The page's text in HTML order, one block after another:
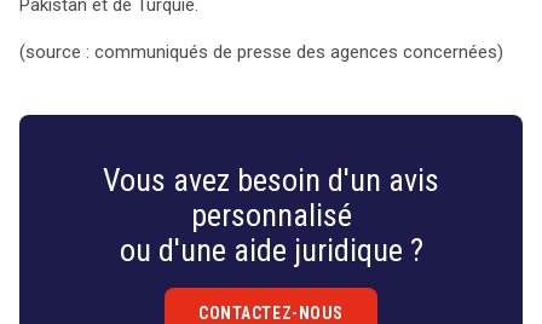
Pakistan et de Turquie.
(source : communiqués de presse des agences concernées)
Vous avez besoin d'un avis
personnalisé
ou d'une aide juridique ?
CONTACTEZ-NOUS